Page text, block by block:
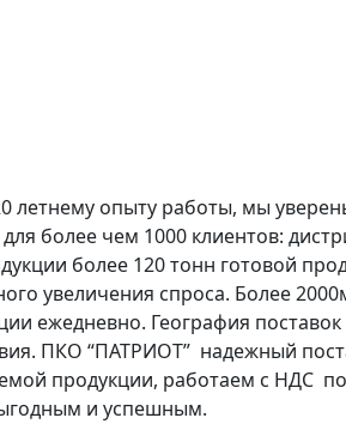
опыту работы, мы
более чем 1000 клиентов:
более 120 тонн готовой
увеличения спроса. Более
ежедневно. География поставок
ПКО “ПАТРИОТ” надежный
продукции, работаем с НДС
и успешным.